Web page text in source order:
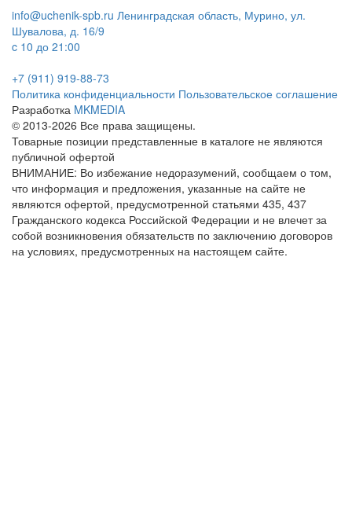
info@uchenik-spb.ru Ленинградская область, Мурино, ул.
Шувалова, д. 16/9
c 10 до 21:00
+7 (911) 919-88-73
Политика конфиденциальности Пользовательское соглашение
Разработка MKMEDIA
© 2013-2026 Все права защищены.
Товарные позиции представленные в каталоге не являются
публичной офертой
ВНИМАНИЕ: Во избежание недоразумений, сообщаем о том,
что информация и предложения, указанные на сайте не
являются офертой, предусмотренной статьями 435, 437
Гражданского кодекса Российской Федерации и не влечет за
собой возникновения обязательств по заключению договоров
на условиях, предусмотренных на настоящем сайте.